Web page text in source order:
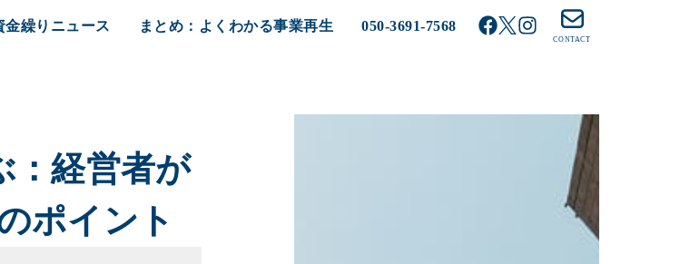
金繰りニュース まとめ：よくわかる事業再生 050-3691-7568
CONTACT
：経営者が
ポイント